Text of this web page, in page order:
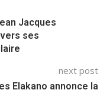
Jacques
ses
next post
Elakano annonce la